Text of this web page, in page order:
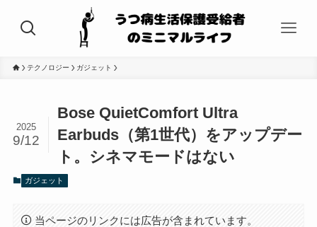
テクノロジー ガジェット
Bose QuietComfort Ultra
Earbuds（第1世代）をアップデー
ト。シネマモードはない
2025
9/12
ガジェット
当ページのリンクには広告が含まれています。